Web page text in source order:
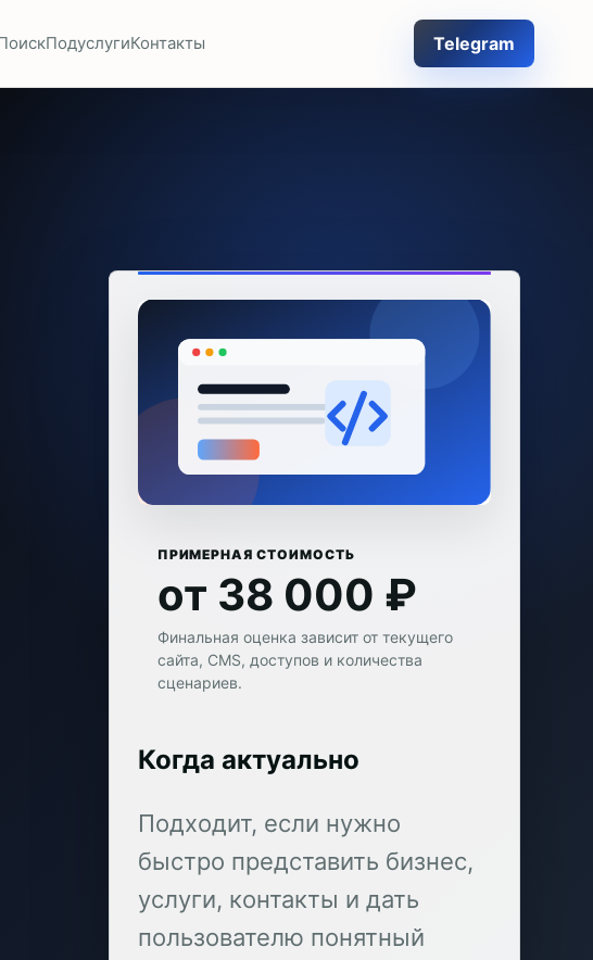
ПодуслугиКонтакты Telegram
ПРИМЕРНАЯ СТОИМОСТЬ
от 38 000 ₽
Финальная оценка зависит от текущего
сайта, CMS, доступов и количества
сценариев.
Когда актуально
Подходит, если нужно
быстро представить бизнес,
услуги, контакты и дать
пользователю понятный